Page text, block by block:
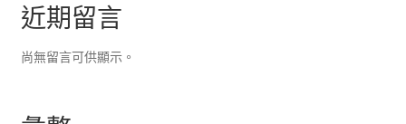
近期留言
尚無留言可供顯示。